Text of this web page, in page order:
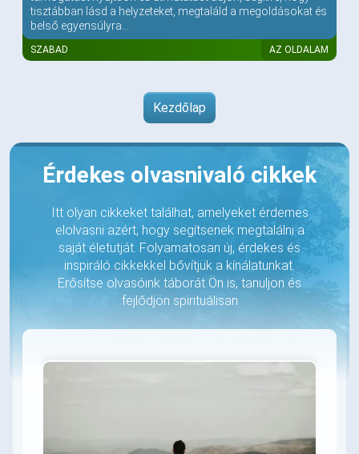
tisztábban lásd a helyzeteket, megtaláld a megoldásokat és
belső egyensúlyra...
SZABAD AZ OLDALAM
Kezdőlap
Érdekes olvasnivaló cikkek
Itt olyan cikkeket találhat, amelyeket érdemes
elolvasni azért, hogy segítsenek megtalálni a
saját életutját. Folyamatosan új, érdekes és
inspiráló cikkekkel bővítjük a kínálatunkat.
Erősítse olvasóink táborát Ön is, tanuljon és
fejlődjön spirituálisan